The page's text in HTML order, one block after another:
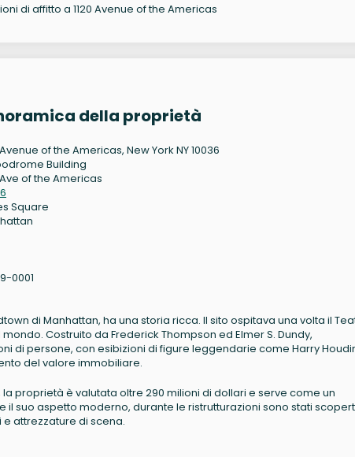
di affitto a 1120 Avenue of the Americas
della proprietà
Avenue of the Americas, New York NY 10036
Building
Ave of the Americas
Square
0001
di Manhattan, ha una storia ricca. Il sito ospitava una volta il
Costruito da Frederick Thompson ed Elmer S. Dundy,
di persone, con esibizioni di figure leggendarie come Harry
del valore immobiliare.
la proprietà è valutata oltre 290 milioni di dollari e serve come un
suo aspetto moderno, durante le ristrutturazioni sono stati
attrezzature di scena.